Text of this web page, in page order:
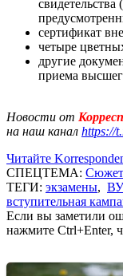
сертификат
четыре
другие
приема
Новости от
на наш канал https://
Читайте
СПЕЦТЕМА:
ТЕГИ: экзамены,
вступительная
Если вы заметили
нажмите Ctrl+Enter,